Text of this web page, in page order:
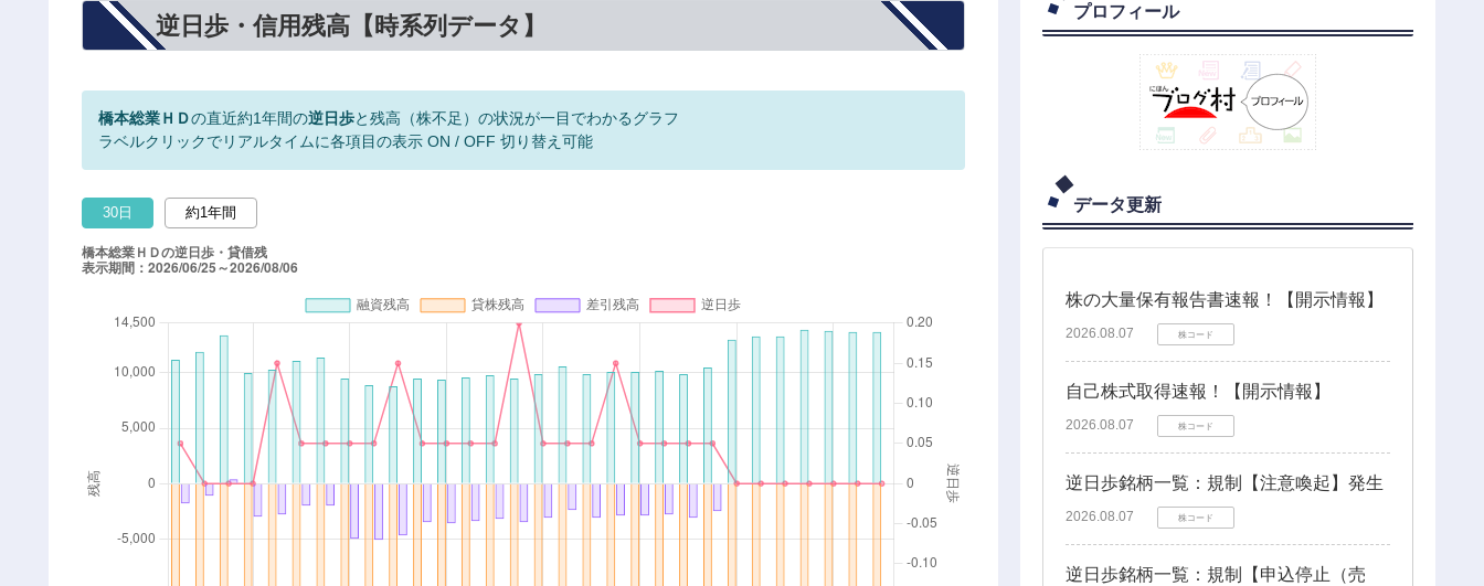
逆日歩・信用残高【時系列データ】
橋本総業ＨＤの直近約1年間の逆日歩と残高（株不足）の状況が一目でわかるグラフ
ラベルクリックでリアルタイムに各項目の表示 ON / OFF 切り替え可能
30日 約1年間
プロフィール
データ更新
株の大量保有報告書速報！【開示情報】
2026.08.07 株コード
自己株式取得速報！【開示情報】
2026.08.07 株コード
逆日歩銘柄一覧：規制【注意喚起】発生
2026.08.07 株コード
逆日歩銘柄一覧：規制【申込停止（売